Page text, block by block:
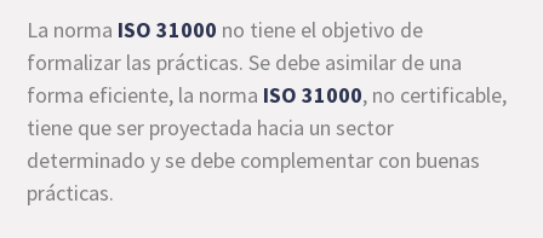
La norma ISO 31000 no tiene el objetivo de
formalizar las prácticas. Se debe asimilar de una
forma eficiente, la norma ISO 31000, no certificable,
tiene que ser proyectada hacia un sector
determinado y se debe complementar con buenas
prácticas.